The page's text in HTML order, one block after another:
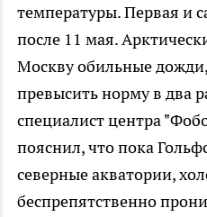
температуры. Первая и
после 11 мая.
Москву обильные
превысить норму в два
специалист центра
пояснил, что пока
северные акватории,
беспрепятственно